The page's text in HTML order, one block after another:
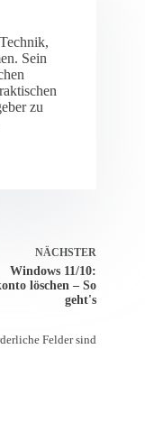
Sein
zu
NÄCHSTER
Windows 11/10:
löschen – So
geht's
Felder sind